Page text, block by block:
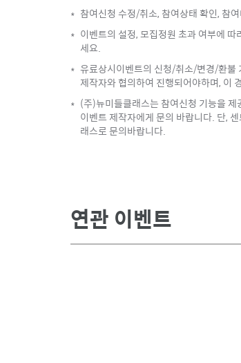
* 참여신청 수정/취소, 참여상태 확인, 참
* 이벤트의 설정, 모집정원 초과 여부에
세요.
* 유료상시이벤트의 신청/취소/변경/환불
제작자와 협의하여 진행되어야하며, 이
* (주)뉴미들클래스는 참여신청 기능을
이벤트 제작자에게 문의 바랍니다. 단,
래스로 문의바랍니다.
연관 이벤트